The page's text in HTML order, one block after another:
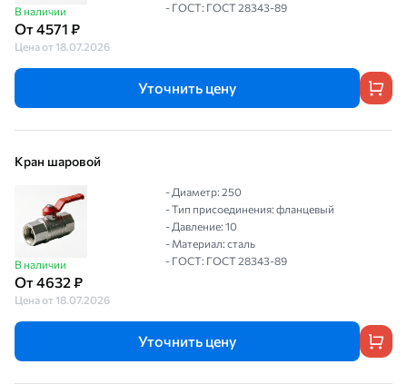
В наличии
От 4571 ₽
Цена от 18.07.2026
- ГОСТ: ГОСТ 28343-89
Уточнить цену
Кран шаровой
В наличии
От 4632 ₽
Цена от 18.07.2026
- Диаметр: 250
- Тип присоединения: фланцевый
- Давление: 10
- Материал: сталь
- ГОСТ: ГОСТ 28343-89
Уточнить цену